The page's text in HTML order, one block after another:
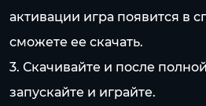
активации игра появится в
сможете ее скачать.
3. Скачивайте и после
запускайте и играйте.